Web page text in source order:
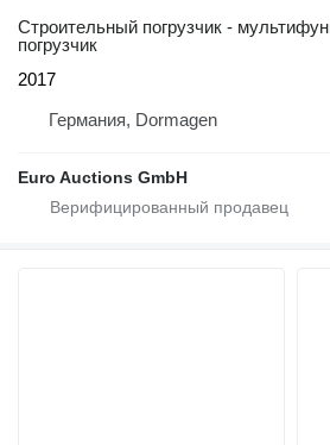
Строительный погрузчик -
погрузчик
2017
Германия, Dormagen
Euro Auctions GmbH